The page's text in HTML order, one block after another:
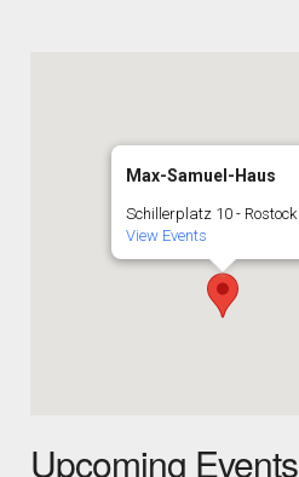
Max-Samuel-Haus
Schillerplatz 10 - Rostock
View Events
Upcoming Events